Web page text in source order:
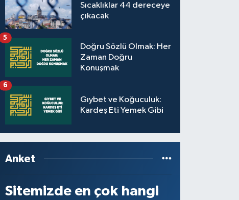
Sıcaklıklar 44 dereceye
çıkacak
Doğru Sözlü Olmak: Her
Zaman Doğru
Konuşmak
5
Gıybet ve Koğuculuk:
Kardeş Eti Yemek Gibi
6
Anket
Sitemizde en çok hangi